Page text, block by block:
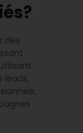
des
leads,